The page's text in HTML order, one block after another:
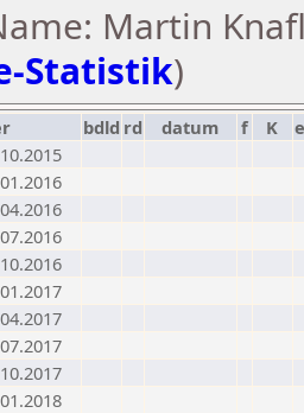
Martin
Statistik)
bdld rd datum f K